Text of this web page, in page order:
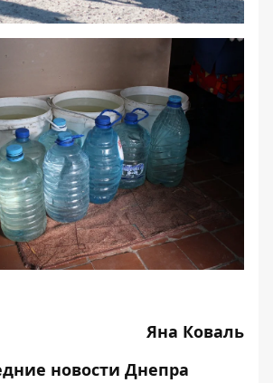
Яна Коваль
новости Днепра